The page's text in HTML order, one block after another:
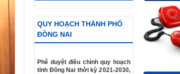
QUY HOẠCH THÀNH PHỐ
ĐỒNG NAI
Phê duyệt điều chỉnh quy hoạch
tỉnh Đồng Nai thời kỳ 2021-2030,